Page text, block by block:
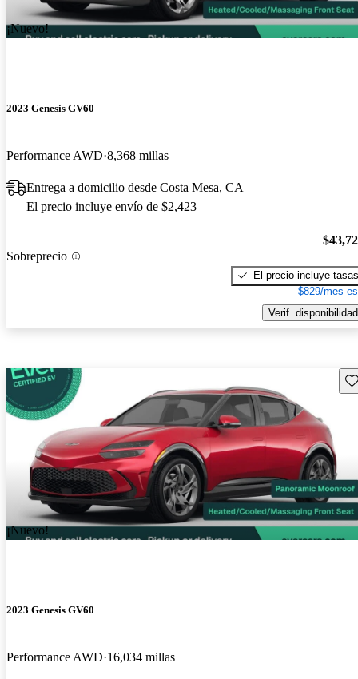
¡Nuevo!
2023 Genesis GV60
Performance AWD 8,368 millas
Entrega a domicilio desde Costa Mesa, CA
El precio incluye envío de $2,423
Sobreprecio
El precio incluye tasas
$829/mes
Verif. disponibilidad
¡Nuevo!
2023 Genesis GV60
Performance AWD 16,034 millas